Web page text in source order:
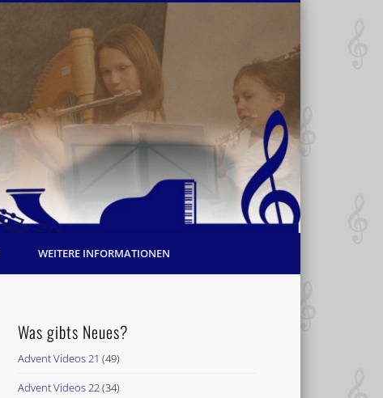
WEITERE INFORMATIONEN
Was gibts Neues?
Advent Videos 21 (49)
Advent Videos 22(34)